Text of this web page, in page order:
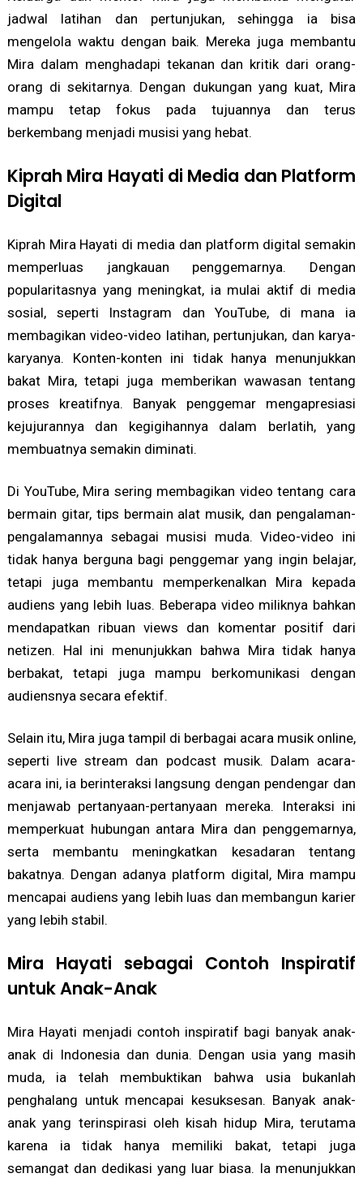
jadwal latihan dan pertunjukan, sehingga ia bisa
mengelola waktu dengan baik. Mereka juga membantu
Mira dalam menghadapi tekanan dan kritik dari orang-
orang di sekitarnya. Dengan dukungan yang kuat, Mira
mampu tetap fokus pada tujuannya dan terus
berkembang menjadi musisi yang hebat.
Kiprah Mira Hayati di Media dan Platform
Digital
Kiprah Mira Hayati di media dan platform digital semakin
memperluas jangkauan penggemarnya. Dengan
popularitasnya yang meningkat, ia mulai aktif di media
sosial, seperti Instagram dan YouTube, di mana ia
membagikan video-video latihan, pertunjukan, dan karya-
karyanya. Konten-konten ini tidak hanya menunjukkan
bakat Mira, tetapi juga memberikan wawasan tentang
proses kreatifnya. Banyak penggemar mengapresiasi
kejujurannya dan kegigihannya dalam berlatih, yang
membuatnya semakin diminati.
Di YouTube, Mira sering membagikan video tentang cara
bermain gitar, tips bermain alat musik, dan pengalaman-
pengalamannya sebagai musisi muda. Video-video ini
tidak hanya berguna bagi penggemar yang ingin belajar,
tetapi juga membantu memperkenalkan Mira kepada
audiens yang lebih luas. Beberapa video miliknya bahkan
mendapatkan ribuan views dan komentar positif dari
netizen. Hal ini menunjukkan bahwa Mira tidak hanya
berbakat, tetapi juga mampu berkomunikasi dengan
audiensnya secara efektif.
Selain itu, Mira juga tampil di berbagai acara musik online,
seperti live stream dan podcast musik. Dalam acara-
acara ini, ia berinteraksi langsung dengan pendengar dan
menjawab pertanyaan-pertanyaan mereka. Interaksi ini
memperkuat hubungan antara Mira dan penggemarnya,
serta membantu meningkatkan kesadaran tentang
bakatnya. Dengan adanya platform digital, Mira mampu
mencapai audiens yang lebih luas dan membangun karier
yang lebih stabil.
Mira Hayati sebagai Contoh Inspiratif
untuk Anak-Anak
Mira Hayati menjadi contoh inspiratif bagi banyak anak-
anak di Indonesia dan dunia. Dengan usia yang masih
muda, ia telah membuktikan bahwa usia bukanlah
penghalang untuk mencapai kesuksesan. Banyak anak-
anak yang terinspirasi oleh kisah hidup Mira, terutama
karena ia tidak hanya memiliki bakat, tetapi juga
semangat dan dedikasi yang luar biasa. Ia menunjukkan